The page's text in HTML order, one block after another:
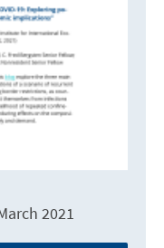
2021